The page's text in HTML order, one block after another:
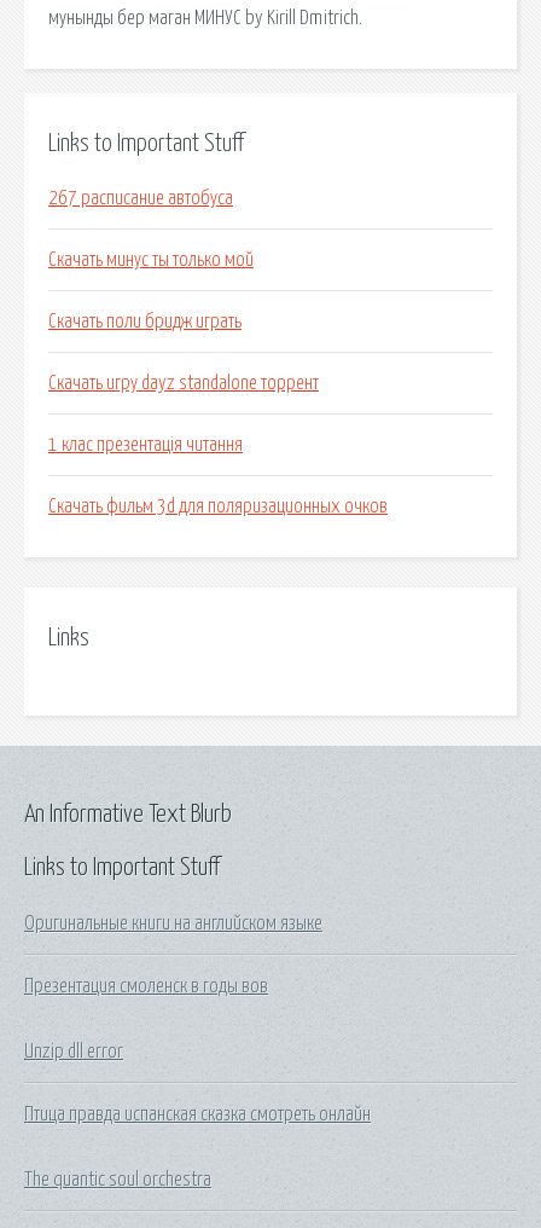
мунынды бер маган МИНУС by Kirill Dmitrich.
Links to Important Stuff
267 расписание автобуса
Скачать минус ты только мой
Скачать поли бридж играть
Скачать игру dayz standalone торрент
1 клас презентація читання
Скачать фильм 3d для поляризационных очков
Links
Links to Important Stuff
Оригинальные книги на английском языке
Презентация смоленск в годы вов
Unzip dll error
Птица правда испанская сказка смотреть онлайн
The quantic soul orchestra
An Informative Text Blurb